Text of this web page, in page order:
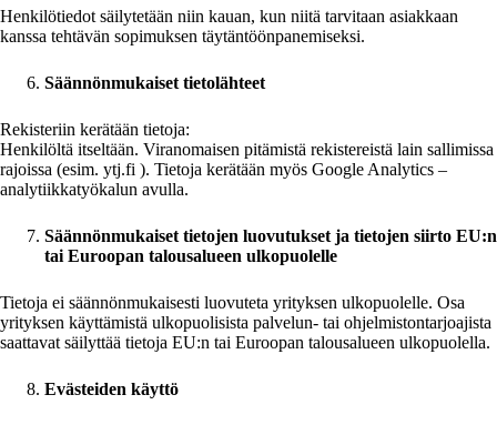
Henkilötiedot säilytetään niin kauan, kun niitä tarvitaan asiakkaan
kanssa tehtävän sopimuksen täytäntöönpanemiseksi.
Säännönmukaiset tietolähteet
Rekisteriin kerätään tietoja:
Henkilöltä itseltään. Viranomaisen pitämistä rekistereistä lain sallimissa
rajoissa (esim. ytj.fi ). Tietoja kerätään myös Google Analytics –
analytiikkatyökalun avulla.
Säännönmukaiset tietojen luovutukset ja tietojen siirto EU:n
tai Euroopan talousalueen ulkopuolelle
Tietoja ei säännönmukaisesti luovuteta yrityksen ulkopuolelle. Osa
yrityksen käyttämistä ulkopuolisista palvelun- tai ohjelmistontarjoajista
saattavat säilyttää tietoja EU:n tai Euroopan talousalueen ulkopuolella.
Evästeiden käyttö